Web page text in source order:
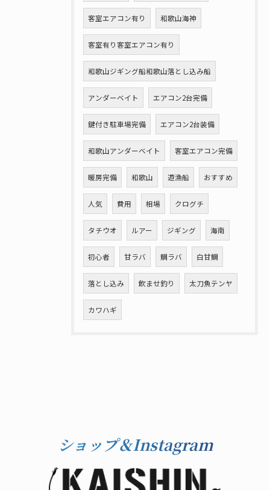
客室エアコン有り 和歌山海神
客室有り客室エアコン有り
和歌山ジギング船和歌山落とし込み船
アンダーベイト エアコン2台完備
鍵付き駐車場完備 エアコン2台装備
和歌山アンダーベイト 客室エアコン完備
暖房完備 和歌山 遊漁船 おすすめ
人気 費用 相場 クログチ
タチウオ ルアー ジギング 海南
初心者 甘ラバ 鯛ラバ 白甘鯛
落とし込み 飲ませ釣り 太刀魚テンヤ
カワハギ
ショップ＆Instagram